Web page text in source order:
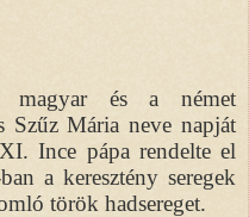
magyar és a német
Szűz Mária neve napját
Ince pápa rendelte el
a keresztény seregek
török hadsereget.